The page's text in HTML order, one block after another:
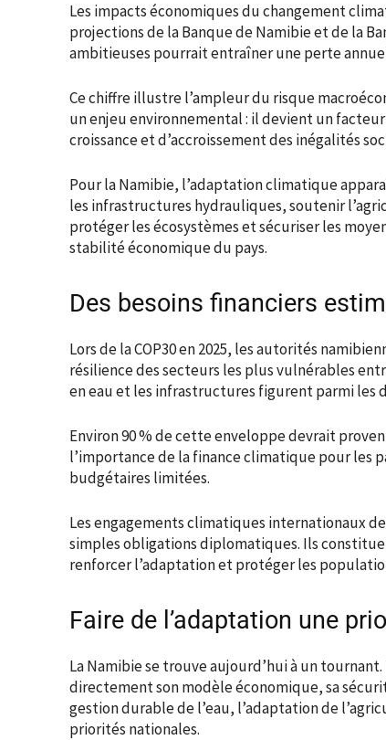
Les impacts économiques du changement
projections de la Banque de Namibie et de la
ambitieuses pourrait entraîner une perte
Ce chiffre illustre l’ampleur du risque
un enjeu environnemental : il devient un
croissance et d’accroissement des inégalités
Pour la Namibie, l’adaptation climatique
les infrastructures hydrauliques, soutenir
protéger les écosystèmes et sécuriser les
stabilité économique du pays.
Des besoins financiers
Lors de la COP30 en 2025, les autorités
résilience des secteurs les plus vulnérables
en eau et les infrastructures figurent parmi les
Environ 90 % de cette enveloppe devrait
l’importance de la finance climatique pour les
budgétaires limitées.
Les engagements climatiques internationaux
simples obligations diplomatiques. Ils
renforcer l’adaptation et protéger les
Faire de l’adaptation une
La Namibie se trouve aujourd’hui à un
directement son modèle économique, sa
gestion durable de l’eau, l’adaptation de
priorités nationales.